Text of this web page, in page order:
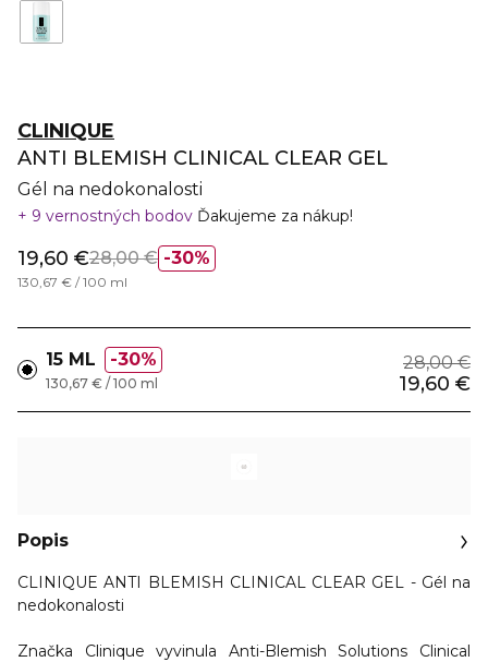
CLINIQUE
ANTI BLEMISH CLINICAL CLEAR GEL
Gél na nedokonalosti
9 vernostných bodov Ďakujeme za nákup!
30%
19,60 €28,00 €
130,67 € / 100 ml
15 ML 30% 28,00 €
19,60 €
130,67 € / 100 ml
Popis
CLINIQUE ANTI BLEMISH CLINICAL CLEAR GEL - Gél na
nedokonalosti
Značka Clinique vyvinula Anti-Blemish Solutions Clinical